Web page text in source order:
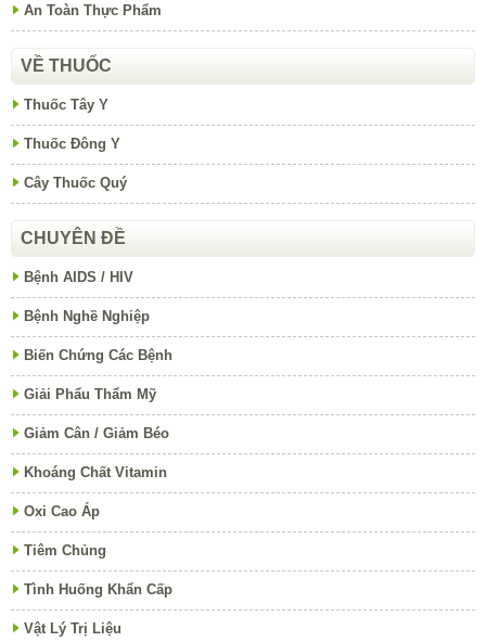
An Toàn Thực Phẩm
VỀ THUỐC
Thuốc Tây Y
Thuốc Đông Y
Cây Thuốc Quý
CHUYÊN ĐỀ
Bệnh AIDS / HIV
Bệnh Nghề Nghiệp
Biến Chứng Các Bệnh
Giải Phẩu Thẩm Mỹ
Giảm Cân / Giảm Béo
Khoáng Chất Vitamin
Oxi Cao Áp
Tiêm Chủng
Tình Huống Khẩn Cấp
Vật Lý Trị Liệu